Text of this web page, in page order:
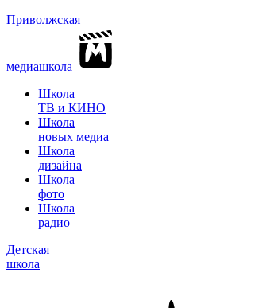
Приволжская
медиашкола
Школа
ТВ и КИНО
Школа
новых медиа
Школа
дизайна
Школа
фото
Школа
радио
Детская
школа